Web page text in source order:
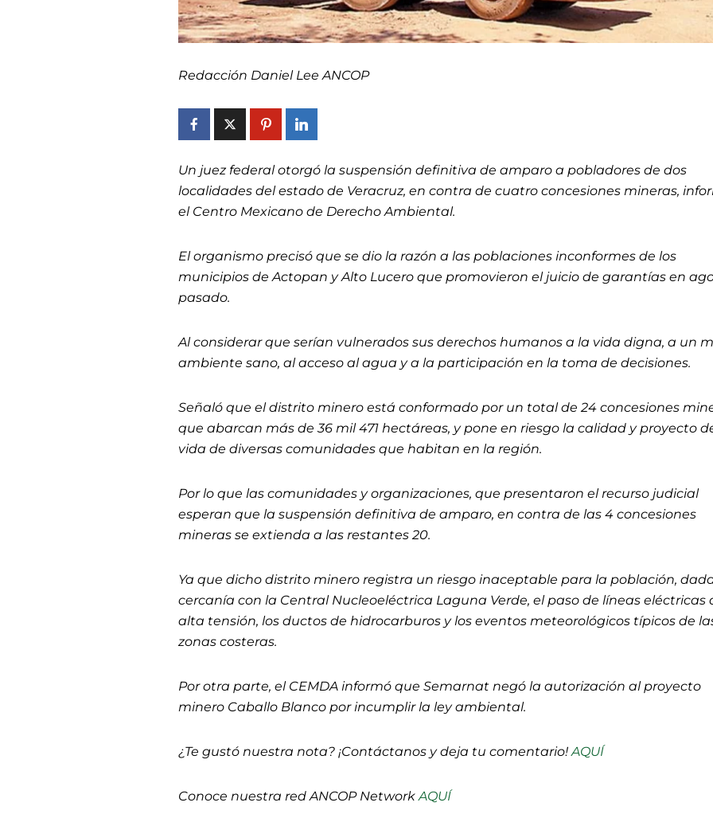
Redacción Daniel Lee ANCOP
Un juez federal otorgó la suspensión definitiva de amparo a pobladores de dos
localidades del estado de Veracruz, en contra de cuatro concesiones mineras,
el Centro Mexicano de Derecho Ambiental.
El organismo precisó que se dio la razón a las poblaciones inconformes de los
municipios de Actopan y Alto Lucero que promovieron el juicio de garantías en
pasado.
Al considerar que serían vulnerados sus derechos humanos a la vida digna, a un
ambiente sano, al acceso al agua y a la participación en la toma de decisiones.
Señaló que el distrito minero está conformado por un total de 24 concesiones
que abarcan más de 36 mil 471 hectáreas, y pone en riesgo la calidad y proyecto
vida de diversas comunidades que habitan en la región.
Por lo que las comunidades y organizaciones, que presentaron el recurso judicial
esperan que la suspensión definitiva de amparo, en contra de las 4 concesiones
mineras se extienda a las restantes 20.
Ya que dicho distrito minero registra un riesgo inaceptable para la población,
cercanía con la Central Nucleoeléctrica Laguna Verde, el paso de líneas eléctricas
alta tensión, los ductos de hidrocarburos y los eventos meteorológicos típicos de
zonas costeras.
Por otra parte, el CEMDA informó que Semarnat negó la autorización al proyecto
minero Caballo Blanco por incumplir la ley ambiental.
¿Te gustó nuestra nota? ¡Contáctanos y deja tu comentario!AQUÍ
Conoce nuestra red ANCOP NetworkAQUÍ